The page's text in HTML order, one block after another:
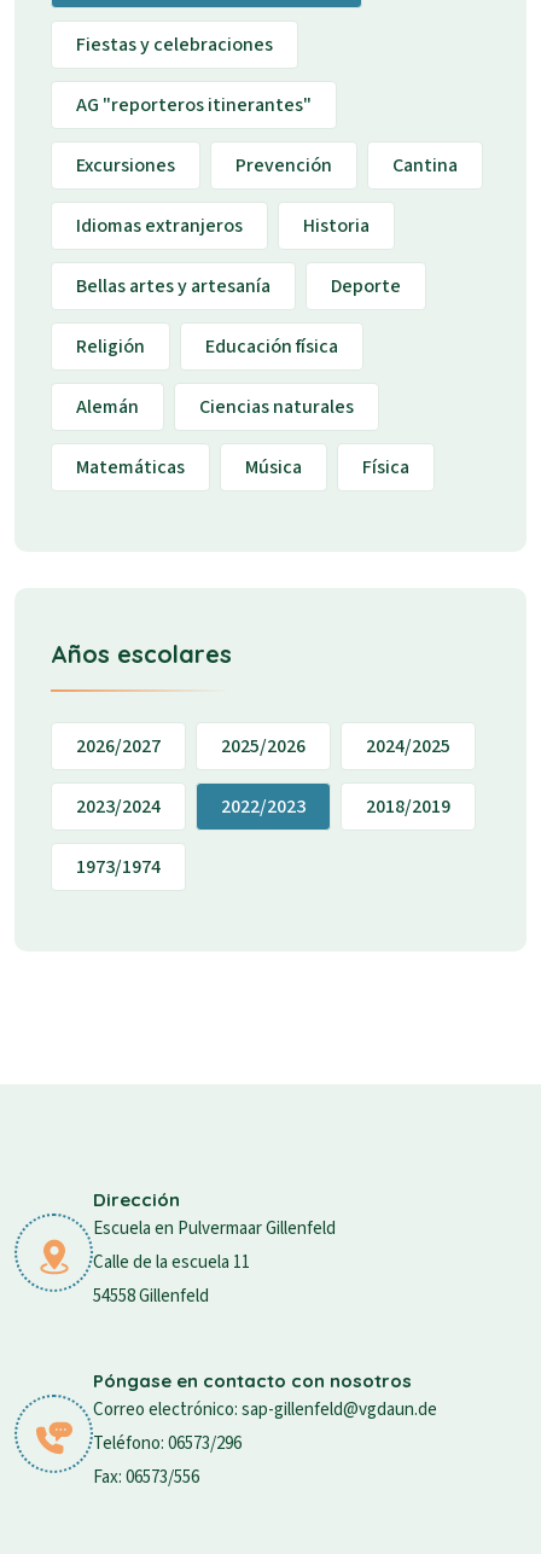
Fiestas y celebraciones
AG "reporteros itinerantes"
Excursiones Prevención Cantina
Idiomas extranjeros Historia
Bellas artes y artesanía Deporte
Religión Educación física
Alemán Ciencias naturales
Matemáticas Música Física
Años escolares
2026/2027 2025/2026 2024/2025
2023/2024 2022/2023 2018/2019
1973/1974
Dirección
Escuela en Pulvermaar Gillenfeld
Calle de la escuela 11
54558 Gillenfeld
Póngase en contacto con nosotros
Correo electrónico: sap-gillenfeld@vgdaun.de
Teléfono: 06573/296
Fax: 06573/556